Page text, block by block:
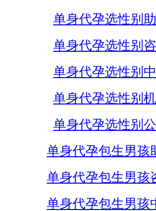
单身代孕选性别
单身代孕选性别
单身代孕选性别
单身代孕选性别
单身代孕选性别
单身代孕包生男孩
单身代孕包生男孩
单身代孕包生男孩